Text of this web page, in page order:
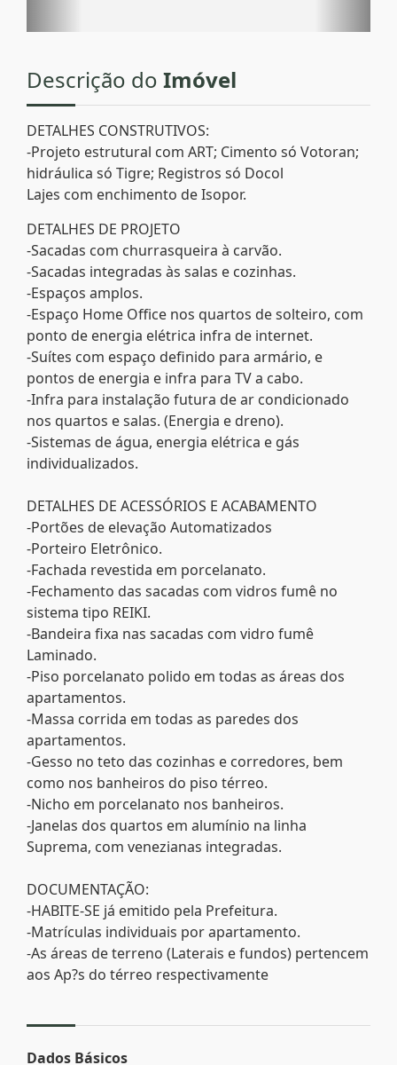
Descrição do Imóvel
DETALHES CONSTRUTIVOS:
-Projeto estrutural com ART; Cimento só Votoran;
hidráulica só Tigre; Registros só Docol
Lajes com enchimento de Isopor.
DETALHES DE PROJETO
-Sacadas com churrasqueira à carvão.
-Sacadas integradas às salas e cozinhas.
-Espaços amplos.
-Espaço Home Office nos quartos de solteiro, com
ponto de energia elétrica infra de internet.
-Suítes com espaço definido para armário, e
pontos de energia e infra para TV a cabo.
-Infra para instalação futura de ar condicionado
nos quartos e salas. (Energia e dreno).
-Sistemas de água, energia elétrica e gás
individualizados.
DETALHES DE ACESSÓRIOS E ACABAMENTO
-Portões de elevação Automatizados
-Porteiro Eletrônico.
-Fachada revestida em porcelanato.
-Fechamento das sacadas com vidros fumê no
sistema tipo REIKI.
-Bandeira fixa nas sacadas com vidro fumê
Laminado.
-Piso porcelanato polido em todas as áreas dos
apartamentos.
-Massa corrida em todas as paredes dos
apartamentos.
-Gesso no teto das cozinhas e corredores, bem
como nos banheiros do piso térreo.
-Nicho em porcelanato nos banheiros.
-Janelas dos quartos em alumínio na linha
Suprema, com venezianas integradas.
DOCUMENTAÇÃO:
-HABITE-SE já emitido pela Prefeitura.
-Matrículas individuais por apartamento.
-As áreas de terreno (Laterais e fundos) pertencem
aos Ap?s do térreo respectivamente
Dados Básicos